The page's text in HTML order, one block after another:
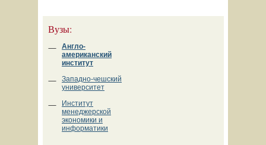
Вузы:
Англо-
американский
институт
Западно-чешский
университет
Институт
менеджерской
экономики и
информатики